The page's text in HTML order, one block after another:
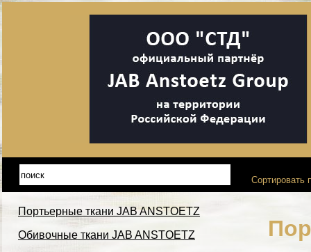
Портьерные ткани JAB ANSTOETZ
Обивочные ткани JAB ANSTOETZ
Сортировать